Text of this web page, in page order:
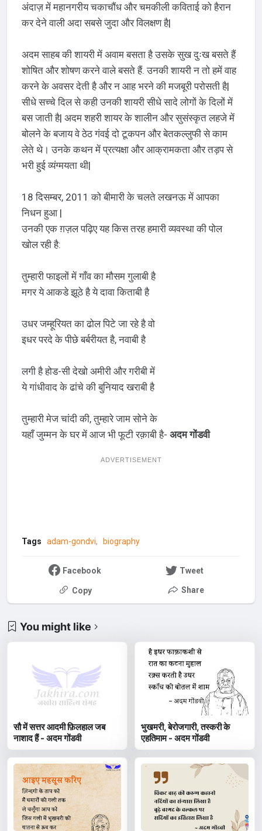
अंदाज़ में महानगरीय चकाचौंध और चमकीली कविताई को हैरान
कर देने वाली अदा सबसे जुदा और विलक्षण है|
अदम साहब की शायरी में अवाम बसता है उसके सुख दुःख बसते हैं
शोषित और शोषण करने वाले बसते हैं. उनकी शायरी न तो हमें वाह
करने के अवसर देती है और न आह भरने की मजबूरी परोसती है|
सीधे सच्चे दिल से कही उनकी शायरी सीधे सादे लोगों के दिलों में
बस जाती है| अदम शहरी शायर के शालीन और सुसंस्कृत लहजे में
बोलने के बजाय वे ठेठ गंवई दो टूकपन और बेतकल्लुफी से काम
लेते थे। उनके कथन में प्रत्यक्षा और आक्रामकता और तड़प से
भरी हुई व्यंग्मयता थी|
18 दिसम्बर, 2011 को बीमारी के चलते लखनऊ में आपका
निधन हुआ |
उनकी एक ग़ज़ल पढ़िए यह किस तरह हमारी व्यवस्था की पोल
खोल रही है:
तुम्हारी फाइलों में गाँव का मौसम गुलाबी है
मगर ये आकडे झूठे है ये दावा किताबी है
उधर जम्हूरियत का ढोल पिटे जा रहे है वो
इधर परदे के पीछे बर्बरीयत है, नवाबी है
लगी है होड-सी देखो अमीरी और गरीबी में
ये गांधीवाद के ढांचे की बुनियाद खराबी है
तुम्हारी मेज चांदी की, तुम्हारे जाम सोने के
यहाँ जुम्मन के घर में आज भी फूटी रक़ाबी है- अदम गोंडवी
ADVERTISEMENT
Tags adam-gondvi biography
Facebook Tweet
Copy Share
You might like
सौ में सत्तर आदमी फ़िलहाल जब
नाशाद हैं - अदम गोंडवी
भुखमरी, बेरोजगारी, तस्करी के
एहतिमाम - अदम गोंडवी